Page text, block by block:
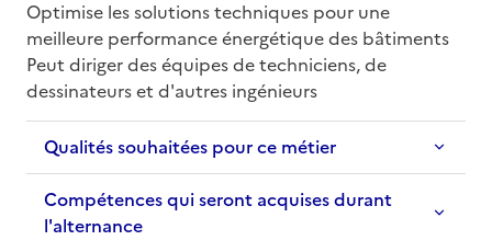
Optimise les solutions techniques pour une
meilleure performance énergétique des bâtiments
Peut diriger des équipes de techniciens, de
dessinateurs et d'autres ingénieurs
Qualités souhaitées pour ce métier
Compétences qui seront acquises durant
l'alternance